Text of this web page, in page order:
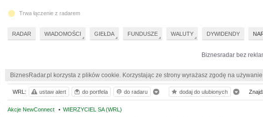
Biznesradar bez
BiznesRadar.pl korzysta z plików cookie. Korzystając ze strony wyrażasz zgodę na
Akcje NewConnect • WIERZYCIEL SA (WRL)
WRL: ustaw alert do portfela do radaru dodaj do ulubionych
Trwa łączenie z radarem
RADAR WIADOMOŚCI GIEŁDA FUNDUSZE WALUTY DYWIDENDY